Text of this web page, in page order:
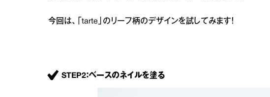
今回は、「tarte」のリーフ柄のデザインを試してみます！
STEP2：ベースのネイルを塗る